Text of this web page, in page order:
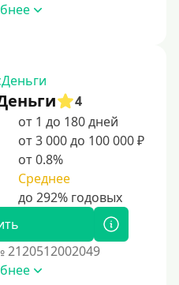
раз
долга
4
от 1 до 180 дней
от 3 000 до 100 000 ₽
от 0.8%
Среднее